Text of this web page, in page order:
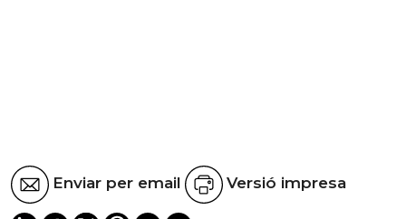
Enviar per email Versió impresa